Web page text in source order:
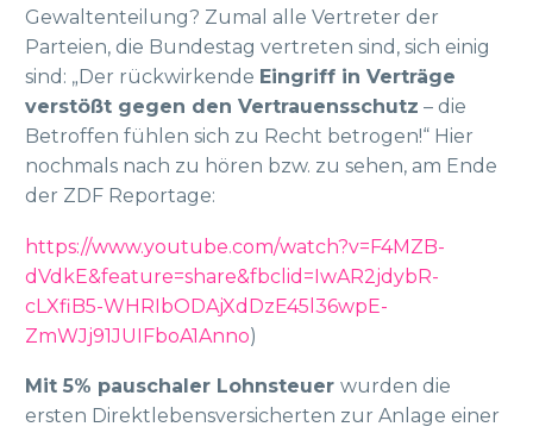
Gewaltenteilung? Zumal alle Vertreter der
Parteien, die Bundestag vertreten sind, sich einig
sind: „Der rückwirkende Eingriff in Verträge
verstößt gegen den Vertrauensschutz – die
Betroffen fühlen sich zu Recht betrogen!“ Hier
nochmals nach zu hören bzw. zu sehen, am Ende
der ZDF Reportage:
https://www.youtube.com/watch?v=F4MZB-
dVdkE&feature=share&fbclid=IwAR2jdybR-
cLXfiB5-WHRIbODAjXdDzE45l36wpE-
ZmWJj91JUIFboA1Anno)
Mit 5% pauschaler Lohnsteuer wurden die
ersten Direktlebensversicherten zur Anlage einer